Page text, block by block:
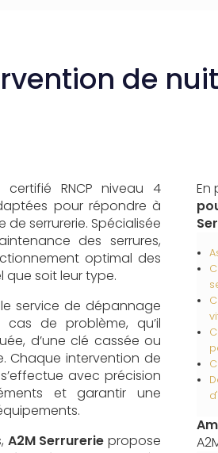
de
certifié RNCP niveau 4
pour répondre à
serrurerie. Spécialisée
des serrures,
optimal des
que soit leur type.
service de dépannage
de problème, qu’il
d’une clé cassée ou
Chaque intervention de
avec précision
et garantir une
A2M Serrurerie propose
En